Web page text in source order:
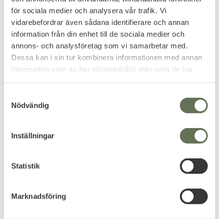
för sociala medier och analysera vår trafik. Vi
vidarebefordrar även sådana identifierare och annan
information från din enhet till de sociala medier och
annons- och analysföretag som vi samarbetar med.
Dessa kan i sin tur kombinera informationen med annan
information som du har tillhandahållit eller som de har
Nödvändig
Inställningar
Statistik
Marknadsföring
Add to favorites
Amomax Paddle
Ergonomisk design.
Add to favorites
Amomax P226
Polymerhölster